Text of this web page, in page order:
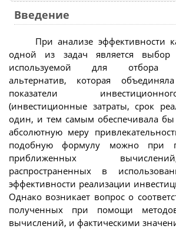
Введение
При анализе эффективности
одной из задач является
используемой для отбора
альтернатив, которая
показатели
(инвестиционные затраты, срок
один, и тем самым обеспечивала
абсолютную меру
подобную формулу можно при
приближенных
распространенных в
эффективности реализации
Однако возникает вопрос о
полученных при помощи
вычислений, и фактическими